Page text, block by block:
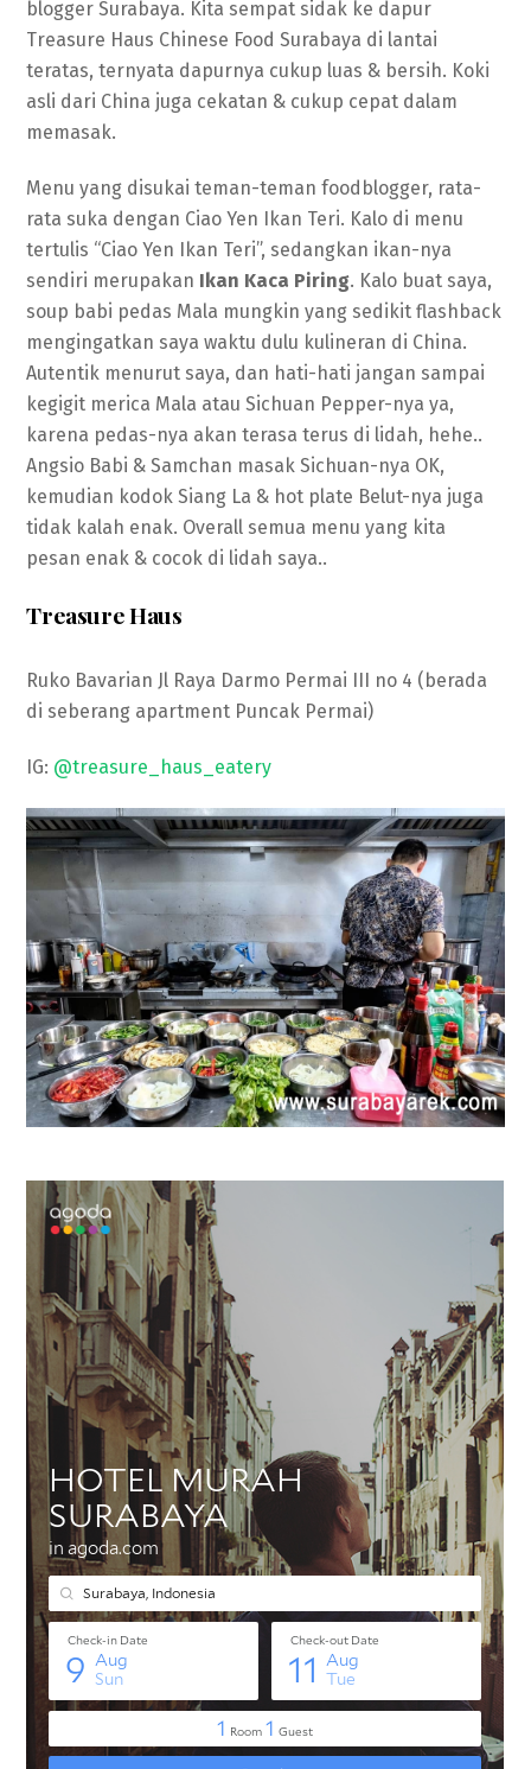
blogger Surabaya. Kita sempat sidak ke dapur
Treasure Haus Chinese Food Surabaya di lantai
teratas, ternyata dapurnya cukup luas & bersih. Koki
asli dari China juga cekatan & cukup cepat dalam
memasak.
Menu yang disukai teman-teman foodblogger, rata-
rata suka dengan Ciao Yen Ikan Teri. Kalo di menu
tertulis “Ciao Yen Ikan Teri”, sedangkan ikan-nya
sendiri merupakan Ikan Kaca Piring. Kalo buat saya,
soup babi pedas Mala mungkin yang sedikit flashback
mengingatkan saya waktu dulu kulineran di China.
Autentik menurut saya, dan hati-hati jangan sampai
kegigit merica Mala atau Sichuan Pepper-nya ya,
karena pedas-nya akan terasa terus di lidah, hehe..
Angsio Babi & Samchan masak Sichuan-nya OK,
kemudian kodok Siang La & hot plate Belut-nya juga
tidak kalah enak. Overall semua menu yang kita
pesan enak & cocok di lidah saya..
Treasure Haus
Ruko Bavarian Jl Raya Darmo Permai III no 4 (berada
di seberang apartment Puncak Permai)
IG: @treasure_haus_eatery